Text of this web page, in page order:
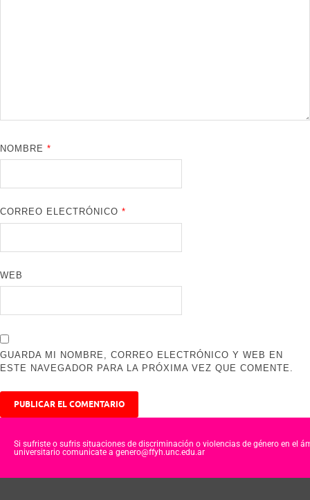
NOMBRE*
CORREO ELECTRÓNICO*
WEB
GUARDA MI NOMBRE, CORREO ELECTRÓNICO Y WEB EN
ESTE NAVEGADOR PARA LA PRÓXIMA VEZ QUE COMENTE.
Si sufriste o sufris situaciones de discriminación o violencias de género en el
universitario comunicate a genero@ffyh.unc.edu.ar